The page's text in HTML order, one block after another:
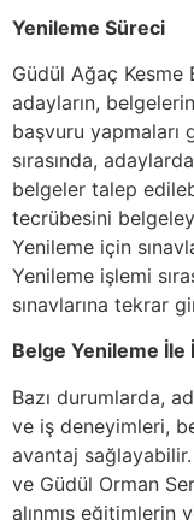
Yenileme Süreci
Güdül Ağaç
adayların,
başvuru yapmaları
sırasında,
belgeler talep
tecrübesini
Yenileme için
Yenileme işlemi
sınavlarına tekrar
Belge Yenileme İle
Bazı durumlarda,
ve iş deneyimleri,
avantaj
ve Güdül Orman
alınmış eğitimlerin